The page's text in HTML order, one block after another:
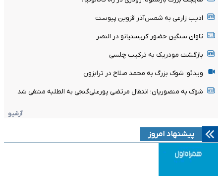
ادیب زارعی به شمس‌آذر قزوین پیوست
تاوان سنگین حضور کریستیانو در النصر
بازگشت مودریک به ترکیب چلسی
ویدئو: شوک بزرگ به محمد صلاح در ترابزون
شوک به منصوریان؛ انتقال مرتضی پورعلی‌گنجی به الطلبه منتفی شد
آرشیو
پیشنهاد امروز